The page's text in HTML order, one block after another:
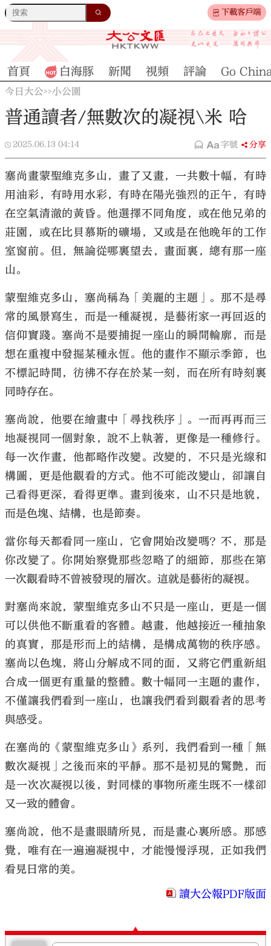
下載客戶端
大公文匯
首頁 白海豚 新聞 視頻 評論 Go
今日大公>>小公園
普通讀者/無數次的凝視\米 哈
2025.06.13 04:14 字號 分享
塞尚畫蒙聖維克多山，畫了又畫，一共數十幅，有時
用油彩，有時用水彩，有時在陽光強烈的正午，有時
在空氣清澈的黃昏。他選擇不同角度，或在他兄弟的
莊園，或在比貝慕斯的礦場，又或是在他晚年的工作
室窗前。但，無論從哪裏望去，畫面裏，總有那一座
山。
蒙聖維克多山，塞尚稱為「美麗的主題」。那不是尋
常的風景寫生，而是一種凝視，是藝術家一再回返的
信仰實踐。塞尚不是要捕捉一座山的瞬間輪廓，而是
想在重複中發掘某種永恆。他的畫作不顯示季節，也
不標記時間，彷彿不存在於某一刻，而在所有時刻裏
同時存在。
塞尚說，他要在繪畫中「尋找秩序」。一而再再而三
地凝視同一個對象，說不上執著，更像是一種修行。
每一次作畫，他都略作改變。改變的，不只是光線和
構圖，更是他觀看的方式。他不可能改變山，卻讓自
己看得更深，看得更準。畫到後來，山不只是地貌，
而是色塊、結構，也是節奏。
當你每天都看同一座山，它會開始改變嗎？不，那是
你改變了。你開始察覺那些忽略了的細節，那些在第
一次觀看時不曾被發現的層次。這就是藝術的凝視。
對塞尚來說，蒙聖維克多山不只是一座山，更是一個
可以供他不斷重看的客體。越畫，他越接近一種抽象
的真實，那是形而上的結構，是構成萬物的秩序感。
塞尚以色塊，將山分解成不同的面，又將它們重新組
合成一個更有重量的整體。數十幅同一主題的畫作，
不僅讓我們看到一座山，也讓我們看到觀看者的思考
與感受。
在塞尚的《蒙聖維克多山》系列，我們看到一種「無
數次凝視」之後而來的平靜。那不是初見的驚艷，而
是一次次凝視以後，對同樣的事物所產生既不一樣卻
又一致的體會。
塞尚說，他不是畫眼睛所見，而是畫心裏所感。那感
覺，唯有在一遍遍凝視中，才能慢慢浮現，正如我們
看見日常的美。
讀大公報PDF版面